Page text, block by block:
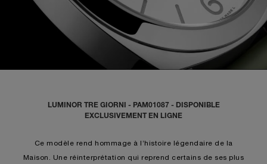
LUMINOR TRE GIORNI - PAM01087 - DISPONIBLE
EXCLUSIVEMENT EN LIGNE
Ce modèle rend hommage à l’histoire légendaire de la
Maison. Une réinterprétation qui reprend certains de ses plus